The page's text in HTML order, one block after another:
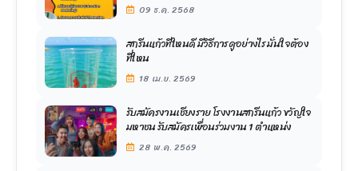
09 ธ.ค. 2568
สกรีนแก้วที่ใหนดี มีวิธีการดูอย่างไร มั่นใจต้อง
ที่ใหน
18 เม.ย. 2569
รับสมัครงานเชียงราย โรงงานสกรีนแก้ว ขวัญใจ
มหาชน รับสมัครเพื่อนร่วมงาน 1 ตำแหน่ง
28 พ.ค. 2569